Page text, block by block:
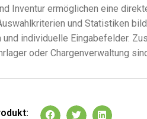
Inventur ermöglichen eine
und Statistiken
und individuelle Eingabefelder.
oder Chargenverwaltung